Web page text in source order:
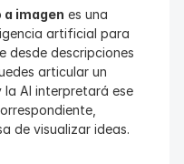
a imagen es una
artificial para
desde descripciones
articular un
AI interpretará ese
de visualizar ideas.